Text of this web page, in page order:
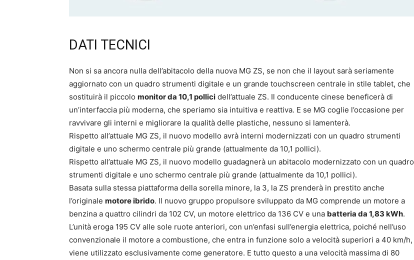
DATI TECNICI
Non si sa ancora nulla dell’abitacolo della nuova MG ZS, se non che il layout sarà seriamente
aggiornato con un quadro strumenti digitale e un grande touchscreen centrale in stile tablet, che
sostituirà il piccolo monitor da 10,1 pollici dell’attuale ZS. Il conducente cinese beneficerà di
un’interfaccia più moderna, che speriamo sia intuitiva e reattiva. E se MG coglie l’occasione per
ravvivare gli interni e migliorare la qualità delle plastiche, nessuno si lamenterà.
Rispetto all’attuale MG ZS, il nuovo modello avrà interni modernizzati con un quadro strumenti
digitale e uno schermo centrale più grande (attualmente da 10,1 pollici).
Rispetto all’attuale MG ZS, il nuovo modello guadagnerà un abitacolo modernizzato con un quadro
strumenti digitale e uno schermo centrale più grande (attualmente da 10,1 pollici).
Basata sulla stessa piattaforma della sorella minore, la 3, la ZS prenderà in prestito anche
l’originale motore ibrido. Il nuovo gruppo propulsore sviluppato da MG comprende un motore a
benzina a quattro cilindri da 102 CV, un motore elettrico da 136 CV e una batteria da 1,83 kWh.
L’unità eroga 195 CV alle sole ruote anteriori, con un’enfasi sull’energia elettrica, poiché nell’uso
convenzionale il motore a combustione, che entra in funzione solo a velocità superiori a 40 km/h,
viene utilizzato esclusivamente come generatore. E tutto questo a una velocità massima di 80